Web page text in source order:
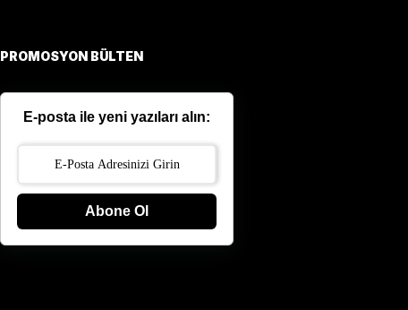
PROMOSYON BÜLTEN
E-posta ile yeni yazıları alın:
Abone Ol